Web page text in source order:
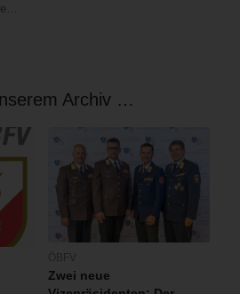
Archiv …
Zwei neue